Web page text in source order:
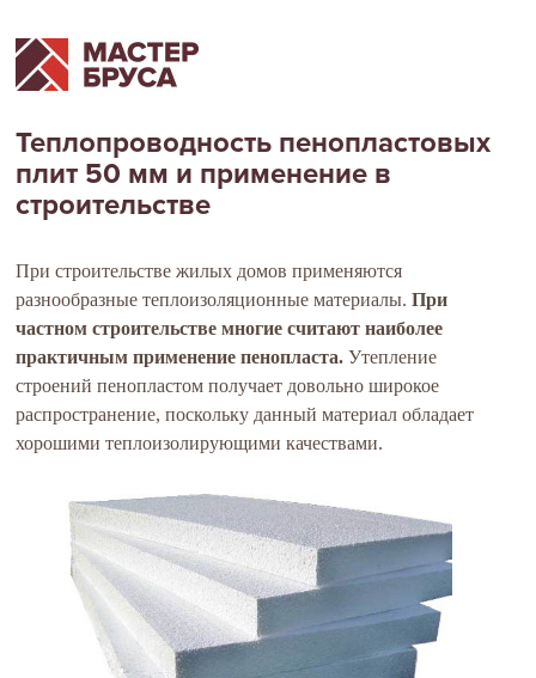
Теплопроводность пенопластовых
плит 50 мм и применение в
строительстве
При строительстве жилых домов применяются
разнообразные теплоизоляционные материалы.При
частном строительстве многие считают наиболее
практичным применение пенопласта.Утепление
строений пенопластом получает довольно широкое
распространение, поскольку данный материал обладает
хорошими теплоизолирующими качествами.